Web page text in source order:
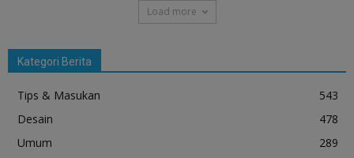
Load more
Kategori Berita
Tips & Masukan
543
Desain
478
Umum
289